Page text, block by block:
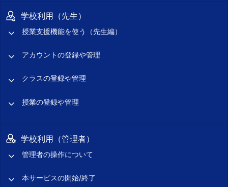
学校利用（先生）
授業支援機能を使う（先生編）
アカウントの登録や管理
クラスの登録や管理
授業の登録や管理
学校利用（管理者）
管理者の操作について
本サービスの開始/終了